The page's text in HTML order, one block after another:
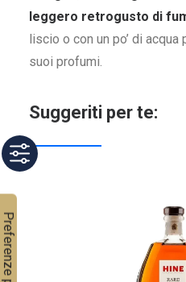
leggero retrogusto di
liscio o con un po’ di
suoi profumi.
Suggeriti per te: